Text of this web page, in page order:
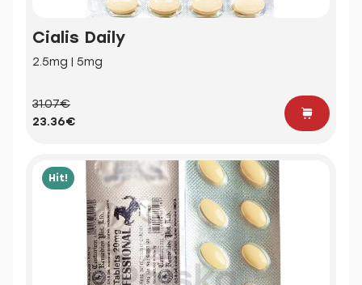
Cialis Daily
2.5mg | 5mg
31.07€
23.36€
Hit!